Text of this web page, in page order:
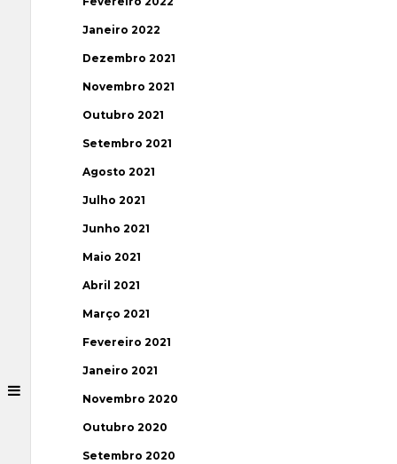
Janeiro 2022
Dezembro 2021
Novembro 2021
Outubro 2021
Setembro 2021
Agosto 2021
Julho 2021
Junho 2021
Maio 2021
Abril 2021
Março 2021
Fevereiro 2021
Janeiro 2021
Novembro 2020
Outubro 2020
Setembro 2020